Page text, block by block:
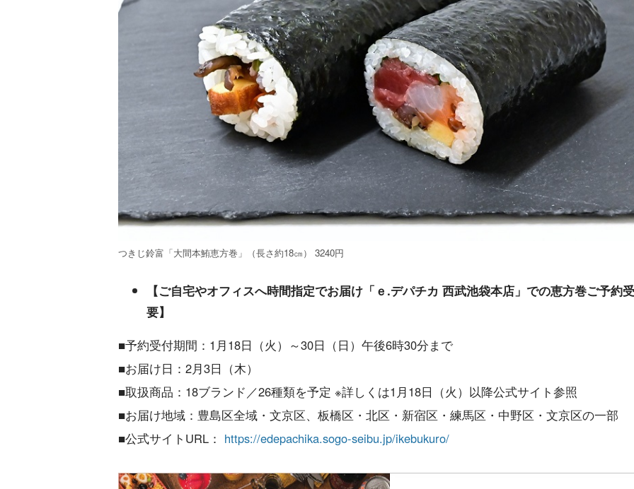
つきじ鈴富「大間本鮪恵方巻」（長さ約18㎝） 3240円
【ご自宅やオフィスへ時間指定でお届け「ｅ.デパチカ 西武池袋本店」での恵方巻ご予約
要】
■予約受付期間：1月18日（火）～30日（日）午後6時30分まで
■お届け日：2月3日（木）
■取扱商品：18ブランド／26種類を予定 ※詳しくは1月18日（火）以降公式サイト参照
■お届け地域：豊島区全域・文京区、板橋区・北区・新宿区・練馬区・中野区・文京区の一部
■公式サイトURL： https://edepachika.sogo-seibu.jp/ikebukuro/